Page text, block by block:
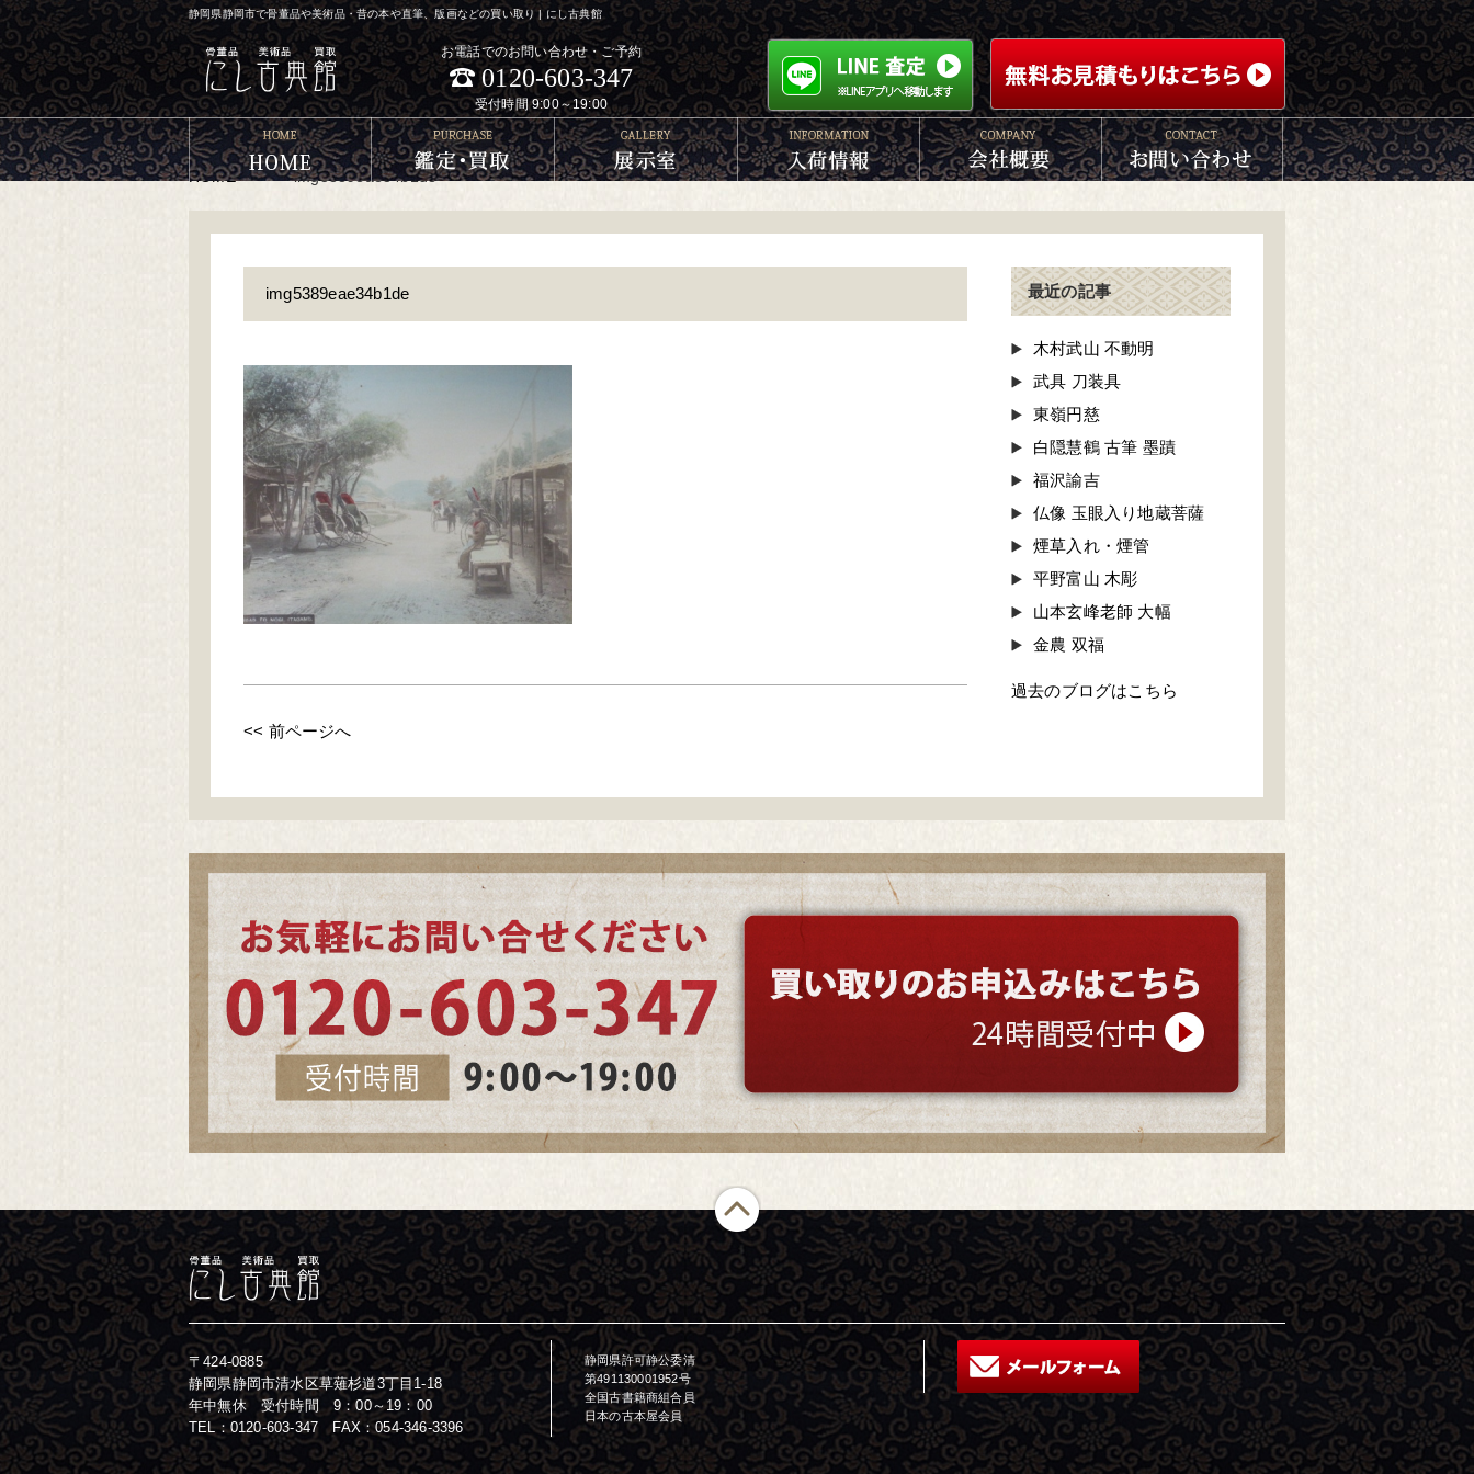
静岡県静岡市で骨董品や美術品・昔の本や直筆、版画などの買い取り | にし古典館
お電話でのお問い合わせ・ご予約
0120-603-347
受付時間 9:00～19:00
HOME> > img5389eae34b1de
img5389eae34b1de
<< 前ページへ
最近の記事
木村武山 不動明
武具 刀装具
東嶺円慈
白隠慧鶴 古筆 墨蹟
福沢諭吉
仏像 玉眼入り地蔵菩薩
煙草入れ・煙管
平野富山 木彫
山本玄峰老師 大幅
金農 双福
過去のブログはこちら
〒424-0885
静岡県静岡市清水区草薙杉道3丁目1-18
年中無休 受付時間 9：00～19：00
TEL：0120-603-347 FAX：054-346-3396
静岡県許可静公委清
第491130001952号
全国古書籍商組合員
日本の古本屋会員